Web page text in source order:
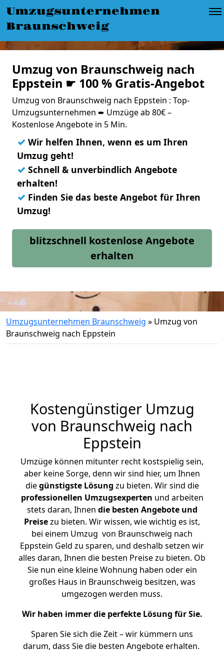
Umzugsunternehmen
Braunschweig
Umzug von Braunschweig nach
Eppstein ☛ 100 % Gratis-Angebot
Umzug von Braunschweig nach Eppstein : Top-
Umzugsunternehmen ➨ Umzüge ab 80€ –
Kostenlose Angebote in 5 Min.
✓ Wir helfen Ihnen, wenn es um Ihren
Umzug geht!
✓ Schnell & unverbindlich Angebote
erhalten!
✓ Finden Sie das beste Angebot für Ihren
Umzug!
blitzschnell kostenlose Angebote
erhalten
Umzugsunternehmen Braunschweig » Umzug von
Braunschweig nach Eppstein
Kostengünstiger Umzug
von Braunschweig nach
Eppstein
Umzüge können mitunter recht kostspielig sein,
aber keine Sorge, denn wir sind hier, um Ihnen
diegünstigste Lösung zu bieten. Wir sind die
professionellen Umzugsexperten und arbeiten
stets daran, Ihnen die besten Angebote und
Preisezu bieten. Wir wissen, wie wichtig es ist,
bei einem Umzug von Braunschweig nach
Eppstein Geld zu sparen, und deshalb setzen wir
alles daran, Ihnen die besten Preise zu bieten. Ob
Sie nun eine kleine Wohnung haben oder ein
großes Haus in Braunschweig besitzen, was
umgezogen werden muss.
Wir haben immer die perfekte Lösung für Sie.
Sparen Sie sich die Zeit – wir kümmern uns
darum, dass Sie die besten Angebote erhalten.